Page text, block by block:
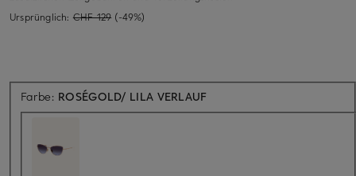
Ursprünglich: CHF 129 (-49%)
Farbe: ROSÉGOLD/ LILA VERLAUF